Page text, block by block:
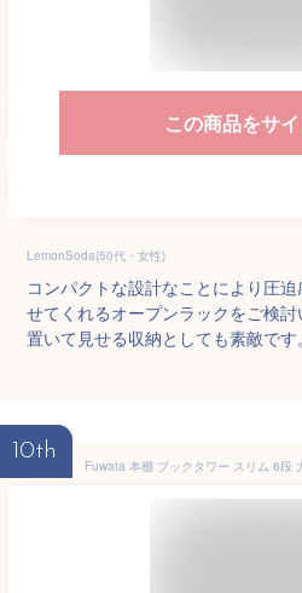
この商品をサ
LemonSoda(50代・女性)
コンパクトな設計なことにより圧
せてくれるオープンラックをご検
置いて見せる収納としても素敵です。
10th